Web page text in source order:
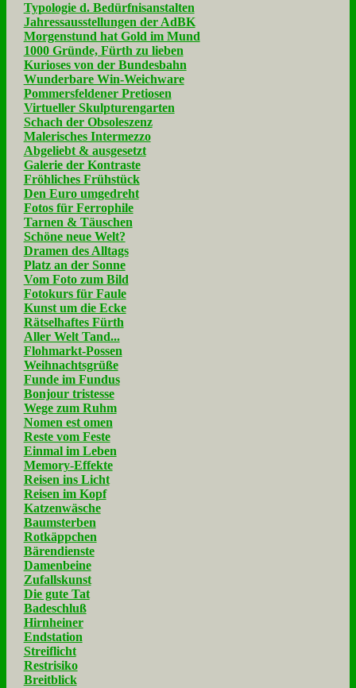
Typologie d. Bedürfnisanstalten
Jahressausstellungen der AdBK
Morgenstund hat Gold im Mund
1000 Gründe, Fürth zu lieben
Kurioses von der Bundesbahn
Wunderbare Win-Weichware
Pommersfeldener Pretiosen
Virtueller Skulpturengarten
Schach der Obsoleszenz
Malerisches Intermezzo
Abgeliebt & ausgesetzt
Galerie der Kontraste
Fröhliches Frühstück
Den Euro umgedreht
Fotos für Ferrophile
Tarnen & Täuschen
Schöne neue Welt?
Dramen des Alltags
Platz an der Sonne
Vom Foto zum Bild
Fotokurs für Faule
Kunst um die Ecke
Rätselhaftes Fürth
Aller Welt Tand...
Flohmarkt-Possen
Weihnachtsgrüße
Funde im Fundus
Bonjour tristesse
Wege zum Ruhm
Nomen est omen
Reste vom Feste
Einmal im Leben
Memory-Effekte
Reisen ins Licht
Reisen im Kopf
Katzenwäsche
Baumsterben
Rotkäppchen
Bärendienste
Damenbeine
Zufallskunst
Die gute Tat
Badeschluß
Hirnheiner
Endstation
Streiflicht
Restrisiko
Breitblick